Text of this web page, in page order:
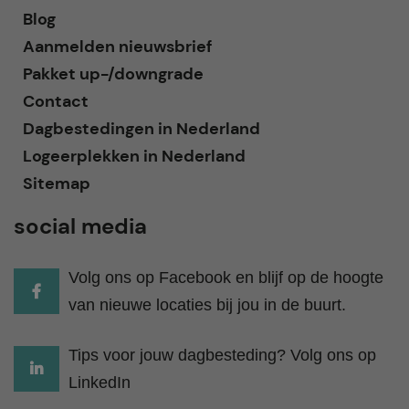
Blog
Aanmelden nieuwsbrief
Pakket up-/downgrade
Contact
Dagbestedingen in Nederland
Logeerplekken in Nederland
Sitemap
social media
Volg ons op Facebook en blijf op de hoogte
van nieuwe locaties bij jou in de buurt.
Tips voor jouw dagbesteding? Volg ons op
LinkedIn